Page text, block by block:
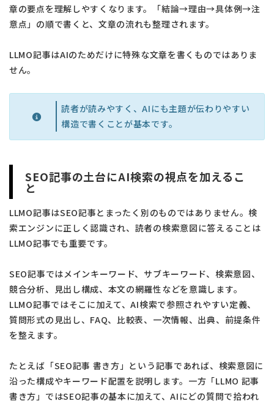
章の要点を理解しやすくなります。「結論→理由→具体例→注
意点」の順で書くと、文章の流れも整理されます。
LLMO記事はAIのためだけに特殊な文章を書くものではありま
せん。
読者が読みやすく、AIにも主題が伝わりやすい
構造で書くことが基本です。
SEO記事の土台にAI検索の視点を加えるこ
と
LLMO記事はSEO記事とまったく別のものではありません。検
索エンジンに正しく認識され、読者の検索意図に答えることは
LLMO記事でも重要です。
SEO記事ではメインキーワード、サブキーワード、検索意図、
競合分析、見出し構成、本文の網羅性などを意識します。
LLMO記事ではそこに加えて、AI検索で参照されやすい定義、
質問形式の見出し、FAQ、比較表、一次情報、出典、前提条件
を整えます。
たとえば「SEO記事 書き方」という記事であれば、検索意図に
沿った構成やキーワード配置を説明します。一方「LLMO 記事
書き方」ではSEO記事の基本に加えて、AIにどの質問で拾われ